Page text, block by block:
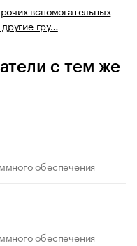
вспомогательных
гру…
с тем же
обеспечения
обеспечения